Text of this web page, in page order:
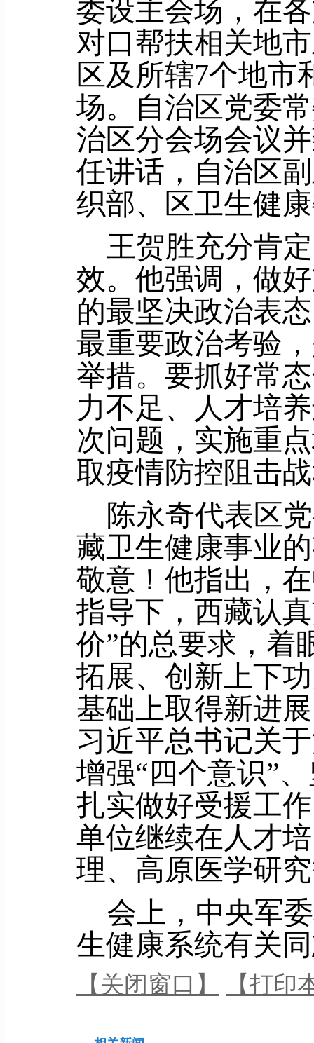
委设主会场，在
对口帮扶相关地
区及所辖7个地市
场。自治区党委
治区分会场会议
任讲话，自治区
织部、区卫生健
王贺胜充分肯
效。他强调，做
的最坚决政治表
最重要政治考验
举措。要抓好常
力不足、人才培
次问题，实施重
取疫情防控阻击
陈永奇代表区
藏卫生健康事业
敬意！他指出，
指导下，西藏认
价”的总要求，着
拓展、创新上下
基础上取得新进
习近平总书记关
增强“四个意识”
扎实做好受援工
单位继续在人才
理、高原医学研
会上，中央军
生健康系统有关
【关闭窗口】 【打印